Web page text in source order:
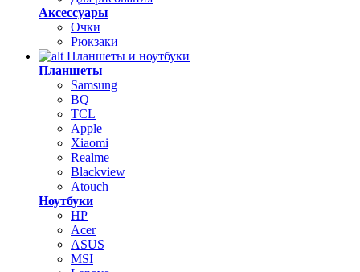
Аксессуары
Очки
Рюкзаки
Планшеты и ноутбуки
Планшеты
Samsung
BQ
TCL
Apple
Xiaomi
Realme
Blackview
Atouch
Ноутбуки
HP
Acer
ASUS
MSI